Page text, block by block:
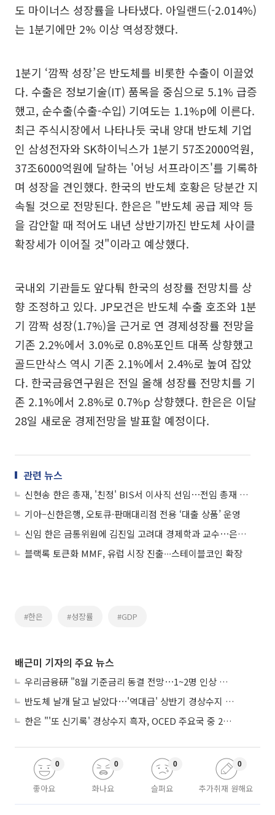
도 마이너스 성장률을 나타냈다. 아일랜드(-2.014%)
는 1분기에만 2% 이상 역성장했다.
1분기 ‘깜짝 성장’은 반도체를 비롯한 수출이 이끌었
다. 수출은 정보기술(IT) 품목을 중심으로 5.1% 급증
했고, 순수출(수출-수입) 기여도는 1.1%p에 이른다.
최근 주식시장에서 나타나듯 국내 양대 반도체 기업
인 삼성전자와 SK하이닉스가 1분기 57조2000억원,
37조6000억원에 달하는 '어닝 서프라이즈'를 기록하
며 성장을 견인했다. 한국의 반도체 호황은 당분간 지
속될 것으로 전망된다. 한은은 "반도체 공급 제약 등
을 감안할 때 적어도 내년 상반기까진 반도체 사이클
확장세가 이어질 것"이라고 예상했다.
국내외 기관들도 앞다퉈 한국의 성장률 전망치를 상
향 조정하고 있다. JP모건은 반도체 수출 호조와 1분
기 깜짝 성장(1.7%)을 근거로 연 경제성장률 전망을
기존 2.2%에서 3.0%로 0.8%포인트 대폭 상향했고
골드만삭스 역시 기존 2.1%에서 2.4%로 높여 잡았
다. 한국금융연구원은 전일 올해 성장률 전망치를 기
존 2.1%에서 2.8%로 0.7%p 상향했다. 한은은 이달
28일 새로운 경제전망을 발표할 예정이다.
관련 뉴스
신현송 한은 총재, '친정' BIS서 이사직 선임⋯전임 총재 바통 잇는다
기아–신한은행, 오토큐·판매대리점 전용 ‘대출 상품’ 운영
신임 한은 금통위원에 김진일 고려대 경제학과 교수⋯은행연합회 추천
블랙록 토큰화 MMF, 유럽 시장 진출∙∙∙스테이블코인 확장
#한은 #성장률 #GDP
배근미 기자의 주요 뉴스
우리금융硏 "8월 기준금리 동결 전망⋯1~2명 인상 소수의견 낼 것"
반도체 날개 달고 날았다⋯'역대급' 상반기 경상수지 흑자 2000억달러 육박
한은 "'또 신기록' 경상수지 흑자, OCED 주요국 중 2위⋯반도체 수출 효과"
좋아요
0
화나요
0
슬퍼요
0
추가취재 원해요
0